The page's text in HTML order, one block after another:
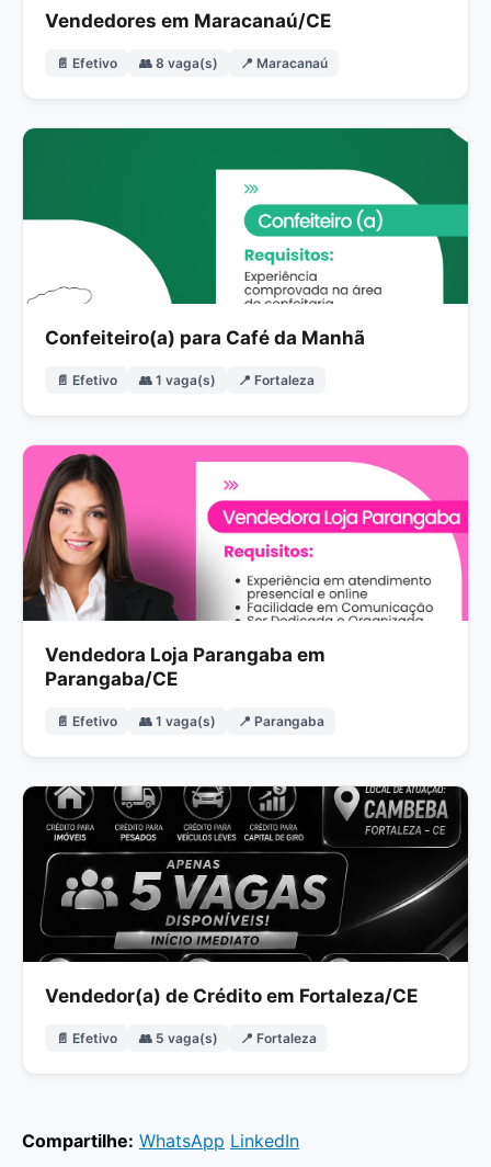
Vendedores em Maracanaú/CE
📄 Efetivo 👥 8 vaga(s) 📍 Maracanaú
Confeiteiro(a) para Café da Manhã
📄 Efetivo 👥 1 vaga(s) 📍 Fortaleza
Vendedora Loja Parangaba em
Parangaba/CE
📄 Efetivo 👥 1 vaga(s) 📍 Parangaba
Vendedor(a) de Crédito em Fortaleza/CE
📄 Efetivo 👥 5 vaga(s) 📍 Fortaleza
Compartilhe: WhatsApp LinkedIn